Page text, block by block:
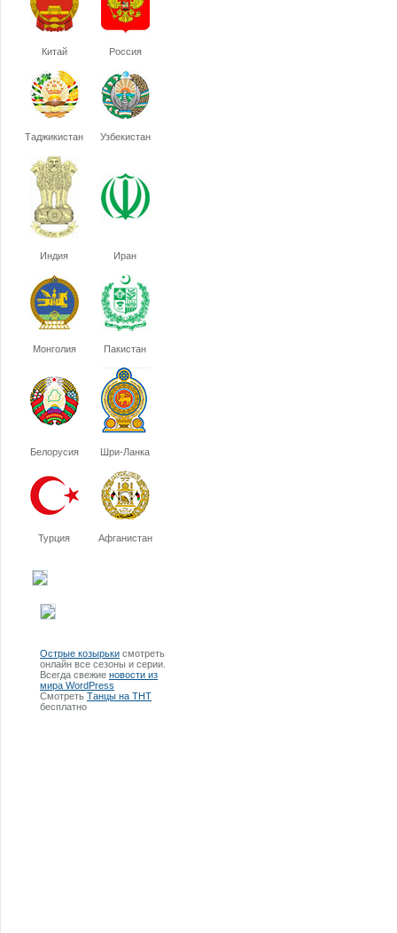
Китай Россия
Таджикистан Узбекистан
Индия Иран
Монголия Пакистан
Белорусия Шри-Ланка
Турция Афганистан
Острые козырьки смотреть
онлайн все сезоны и серии.
Всегда свежие новости из
мира WordPress
Смотреть Танцы на ТНТ
бесплатно